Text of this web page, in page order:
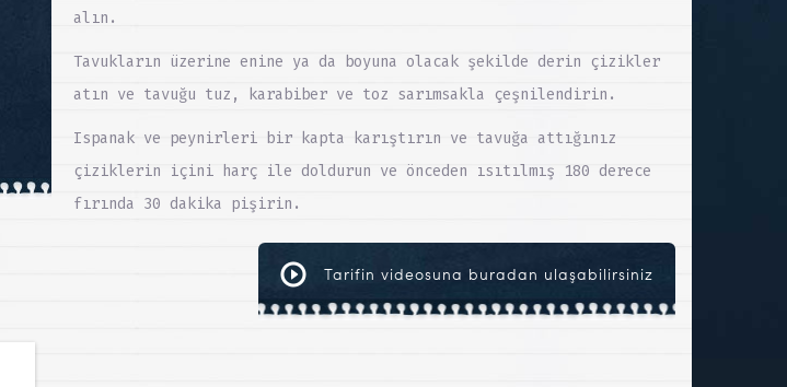
alın.
Tavukların üzerine enine ya da boyuna olacak şekilde derin çizikler
atın ve tavuğu tuz, karabiber ve toz sarımsakla çeşnilendirin.
Ispanak ve peynirleri bir kapta karıştırın ve tavuğa attığınız
çiziklerin içini harç ile doldurun ve önceden ısıtılmış 180 derece
fırında 30 dakika pişirin.
Tarifin videosuna buradan ulaşabilirsiniz